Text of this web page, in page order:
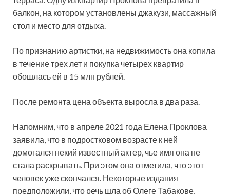
балкон, на котором установлены джакузи, массажный
стол и место для отдыха.
По признанию артистки, на недвижимость она копила
в течение трех лет и покупка четырех квартир
обошлась ей в 15 млн рублей.
После ремонта цена объекта выросла в два раза.
Напомним, что в апреле 2021 года Елена Проклова
заявила, что в подростковом возрасте к ней
домогался некий известный актер, чье имя она не
стала раскрывать. При этом она отметила, что этот
человек уже скончался. Некоторые издания
предположили, что речь шла об Олеге Табакове,